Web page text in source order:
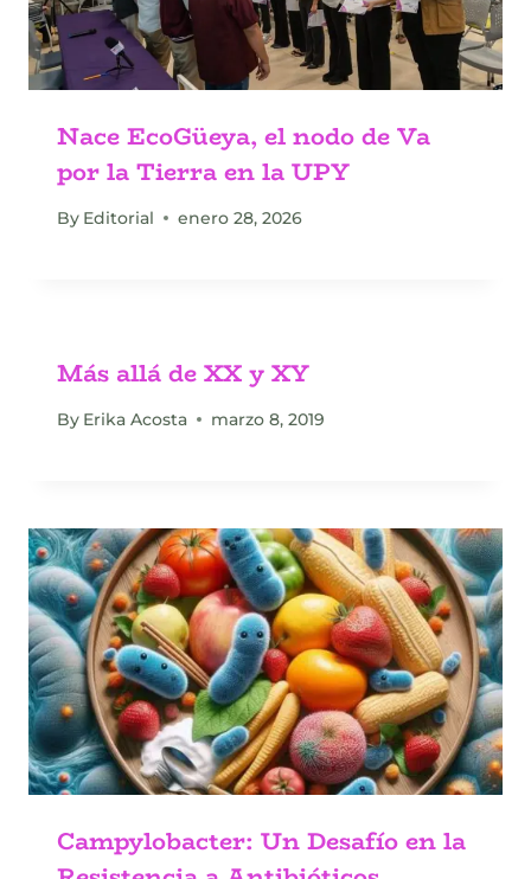
Nace EcoGüeya, el nodo de Va
por la Tierra en la UPY
By Editorial enero 28, 2026
Más allá de XX y XY
By Erika Acosta marzo 8, 2019
Campylobacter: Un Desafío en la